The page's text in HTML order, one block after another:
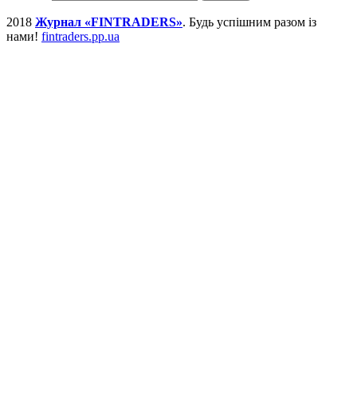
2018 Журнал «FINTRADERS». Будь успішним разом із
нами! fintraders.pp.ua